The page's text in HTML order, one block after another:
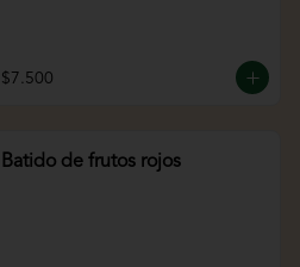
$7.500
Batido de frutos rojos